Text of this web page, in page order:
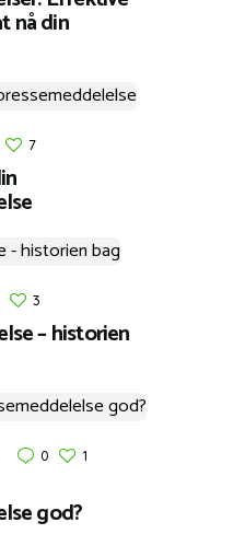
nå din
7
3
– historien
0 1
god?